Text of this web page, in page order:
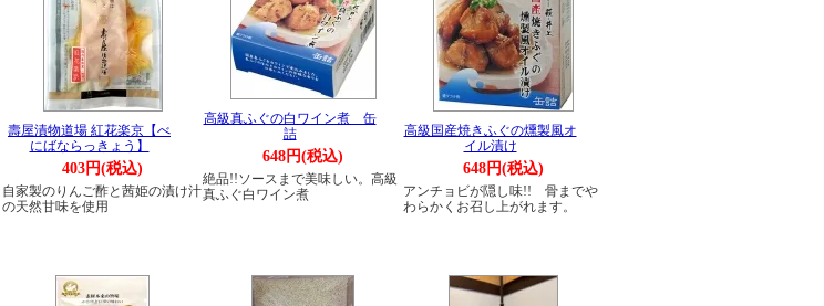
壽屋漬物道場 紅花楽京【べ
にばならっきょう】
403円(税込)
自家製のりんご酢と茜姫の漬け汁
の天然甘味を使用
高級真ふぐの白ワイン煮 缶
詰
648円(税込)
絶品!!ソースまで美味しい。高級
真ふぐ白ワイン煮
高級国産焼きふぐの燻製風オ
イル漬け
648円(税込)
アンチョビが隠し味!! 骨までや
わらかくお召し上がれます。